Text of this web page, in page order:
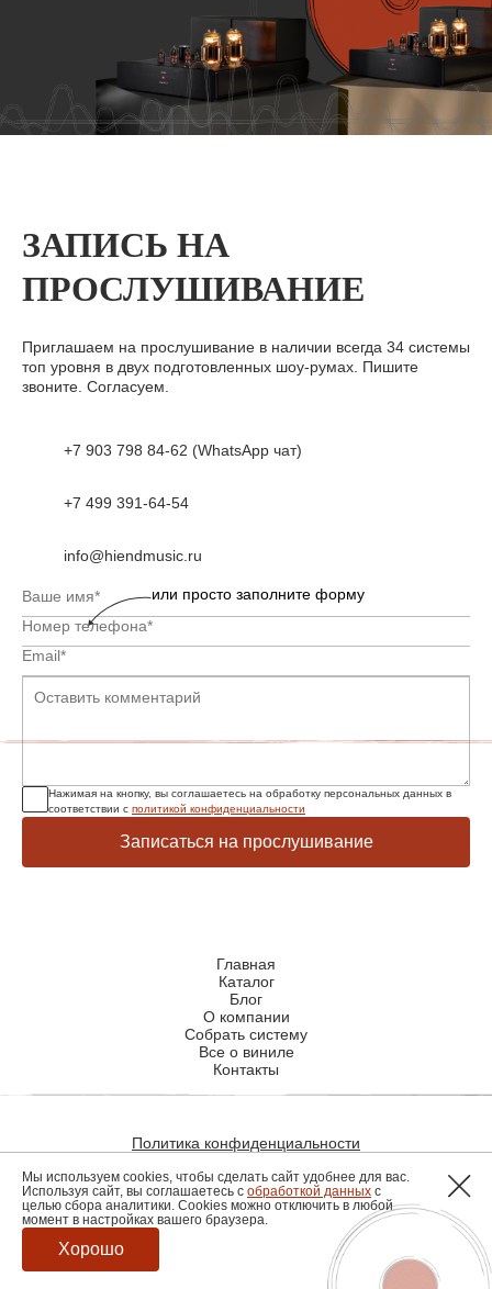
ЗАПИСЬ НА
ПРОСЛУШИВАНИЕ
Приглашаем на прослушивание в наличии всегда 34 системы
топ уровня в двух подготовленных шоу-румах. Пишите
звоните. Согласуем.
+7 903 798 84-62 (WhatsApp чат)
+7 499 391-64-54
info@hiendmusic.ru
Нажимая на кнопку, вы соглашаетесь на обработку персональных данных в
соответствии с политикой конфиденциальности
Записаться на прослушивание
или просто заполните форму
Главная
Каталог
Блог
О компании
Собрать систему
Все о виниле
Контакты
Политика конфиденциальности
Политика использования файлов cookie
© 2026, hiendmusic.ru. все права защищены
Мы используем cookies, чтобы сделать сайт удобнее для вас.
Используя сайт, вы соглашаетесь с обработкой данных с
целью сбора аналитики. Cookies можно отключить в любой
момент в настройках вашего браузера.
Хорошо